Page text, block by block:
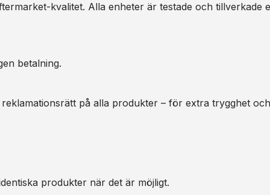
kvalitet. Alla enheter är testade och tillverkade
betalning.
på alla produkter – för extra trygghet
produkter när det är möjligt.